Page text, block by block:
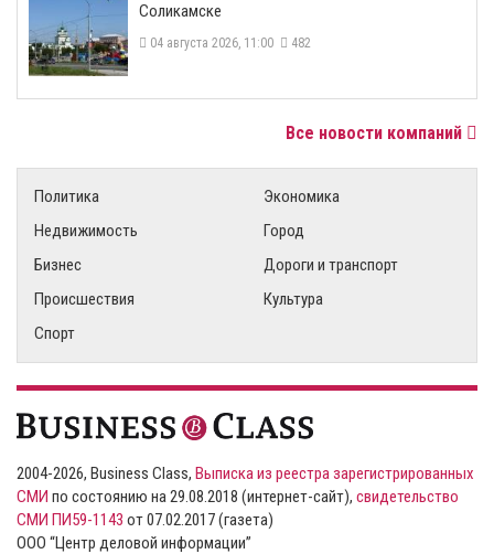
Соликамске
04 августа 2026, 11:00 482
Все новости компаний
Политика
Экономика
Недвижимость
Город
Бизнес
Дороги и транспорт
Происшествия
Культура
Спорт
2004-2026, Business Class, Выписка из реестра зарегистрированных
СМИ по состоянию на 29.08.2018 (интернет-сайт), свидетельство
СМИ ПИ59-1143 от 07.02.2017 (газета)
ООО “Центр деловой информации”